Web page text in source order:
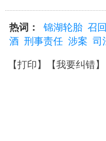
热词： 锦湖轮胎 召
酒 刑事责任 涉案 司
【打印】【我要纠错】